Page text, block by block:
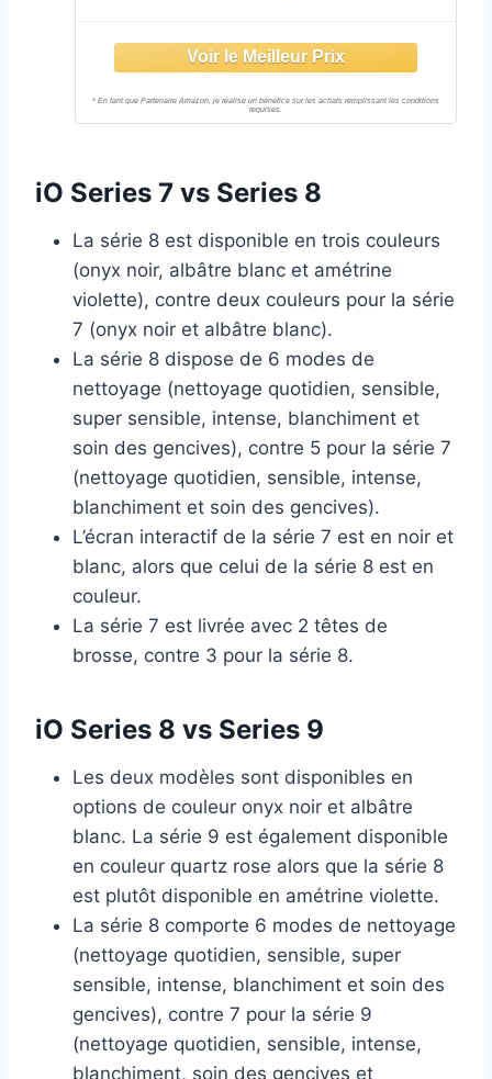
iO Series 7 vs Series 8
La série 8 est disponible en trois couleurs
(onyx noir, albâtre blanc et amétrine
violette), contre deux couleurs pour la série
7 (onyx noir et albâtre blanc).
La série 8 dispose de 6 modes de
nettoyage (nettoyage quotidien, sensible,
super sensible, intense, blanchiment et
soin des gencives), contre 5 pour la série 7
(nettoyage quotidien, sensible, intense,
blanchiment et soin des gencives).
L’écran interactif de la série 7 est en noir et
blanc, alors que celui de la série 8 est en
couleur.
La série 7 est livrée avec 2 têtes de
brosse, contre 3 pour la série 8.
iO Series 8 vs Series 9
Les deux modèles sont disponibles en
options de couleur onyx noir et albâtre
blanc. La série 9 est également disponible
en couleur quartz rose alors que la série 8
est plutôt disponible en amétrine violette.
La série 8 comporte 6 modes de nettoyage
(nettoyage quotidien, sensible, super
sensible, intense, blanchiment et soin des
gencives), contre 7 pour la série 9
(nettoyage quotidien, sensible, intense,
blanchiment, soin des gencives et